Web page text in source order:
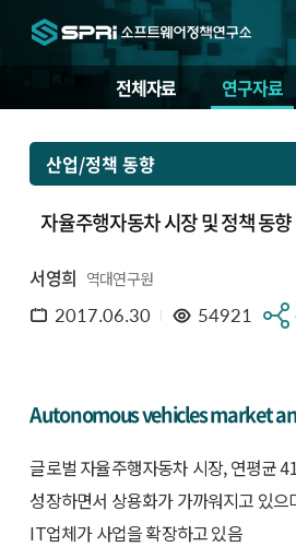
전체자료 연구자료
산업/정책 동향
자율주행자동차 시장 및 정책 동향
서영희 역대연구원
2017.06.30 54921
Autonomous vehicles market
글로벌 자율주행자동차 시장, 연평균
성장하면서 상용화가 가까워지고 있으
IT업체가 사업을 확장하고 있음